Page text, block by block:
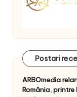
Postari
ARBOmedia
România, printre